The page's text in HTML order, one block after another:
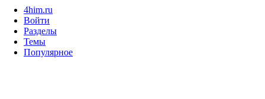
4him.ru
Войти
Разделы
Темы
Популярное